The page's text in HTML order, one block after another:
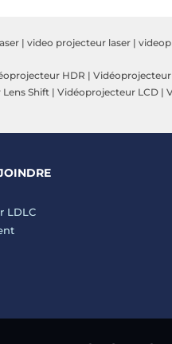
| video projecteur laser |
HDR |
Shift | Vidéoprojecteur LCD |
LDLC